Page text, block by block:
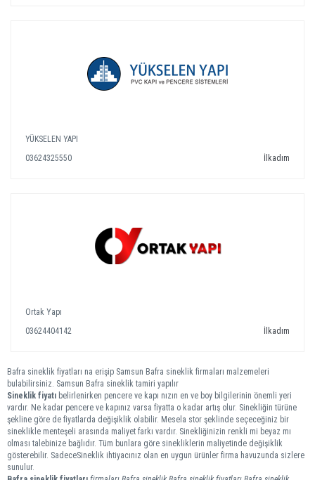
YÜKSELEN YAPI
03624325550
İlkadım
Ortak Yapı
03624404142
İlkadım
Bafra sineklik fiyatları na erişip Samsun Bafra sineklik firmaları malzemeleri
bulabilirsiniz. Samsun Bafra sineklik tamiri yapılır
Sineklik fiyatı belirlenirken pencere ve kapı nızın en ve boy bilgilerinin önemli yeri
vardır. Ne kadar pencere ve kapınız varsa fiyatta o kadar artış olur. Sinekliğin türüne
şekline göre de fiyatlarda değişiklik olabilir. Mesela stor şeklinde seçeceğiniz bir
sineklikle menteşeli arasında maliyet farkı vardır. Sinekliğinizin renkli mi beyaz mı
olması talebinize bağlıdır. Tüm bunlara göre sinekliklerin maliyetinde değişiklik
gösterebilir. SadeceSineklik ihtiyacınız olan en uygun ürünler firma havuzunda sizlere
sunulur.